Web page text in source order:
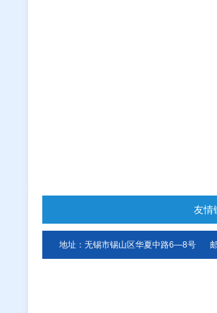
友情
地址：无锡市锡山区华夏中路6—8号